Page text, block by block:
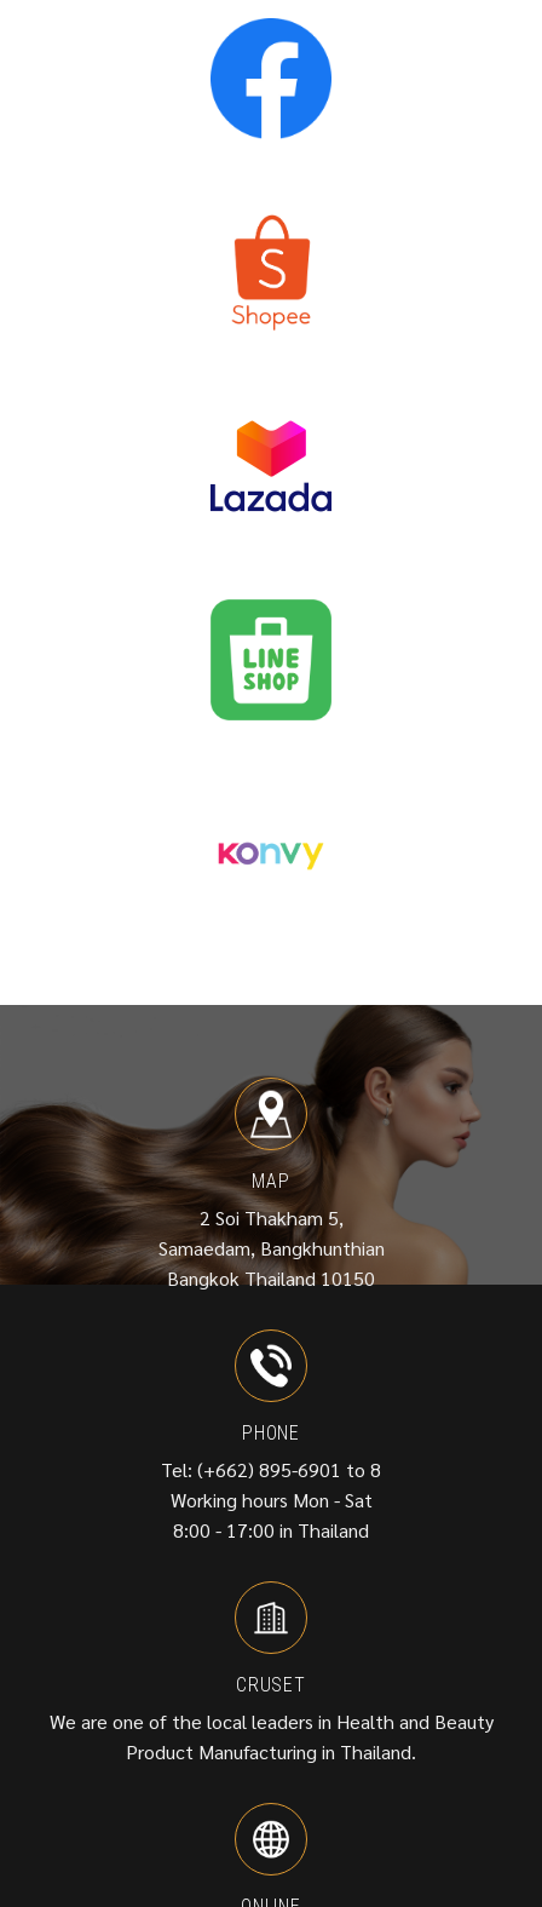
MAP
2 Soi Thakham 5,
Samaedam, Bangkhunthian
Bangkok Thailand 10150
PHONE
Tel: (+662) 895-6901 to 8
Working hours Mon - Sat
8:00 - 17:00 in Thailand
CRUSET
We are one of the local leaders in Health and Beauty
Product Manufacturing in Thailand.